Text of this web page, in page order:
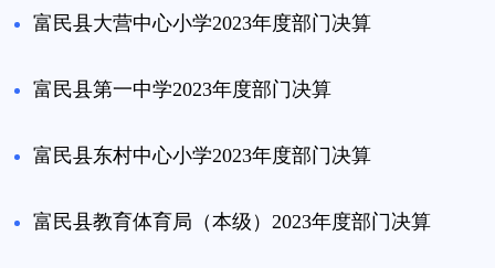
富民县大营中心小学2023年度部门决算
富民县第一中学2023年度部门决算
富民县东村中心小学2023年度部门决算
富民县教育体育局（本级）2023年度部门决算